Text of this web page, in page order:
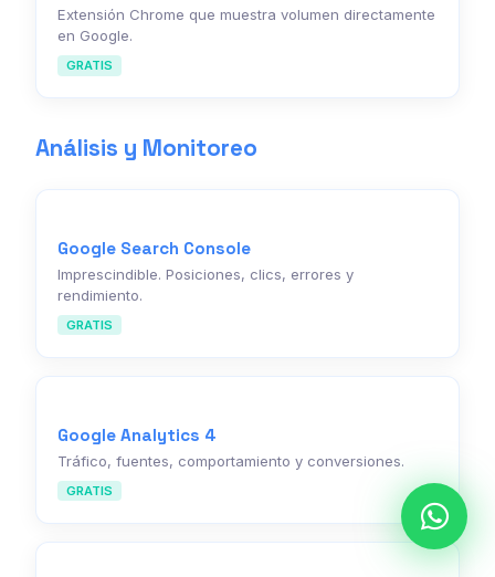
Extensión Chrome que muestra volumen directamente
en Google.
GRATIS
Análisis y Monitoreo
Google Search Console
Imprescindible. Posiciones, clics, errores y
rendimiento.
GRATIS
Google Analytics 4
Tráfico, fuentes, comportamiento y conversiones.
GRATIS